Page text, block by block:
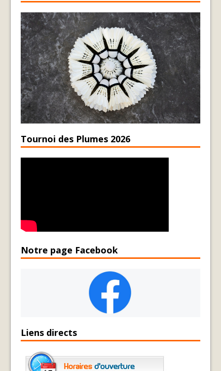
Tournoi des Plumes 2026
Notre page Facebook
Liens directs